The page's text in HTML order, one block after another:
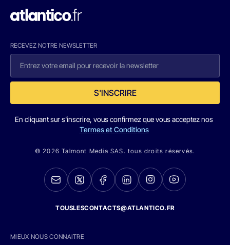
RECEVEZ NOTRE NEWSLETTER
S'INSCRIRE
En cliquant sur s'inscrire, vous confirmez que vous acceptez nos
Termes et Conditions
© 2026 Talmont Media SAS. tous droits réservés.
TOUSLESCONTACTS@ATLANTICO.FR
MIEUX NOUS CONNAITRE